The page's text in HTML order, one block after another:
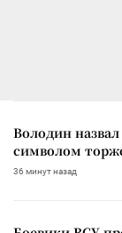
Володин
символом
36 минут назад